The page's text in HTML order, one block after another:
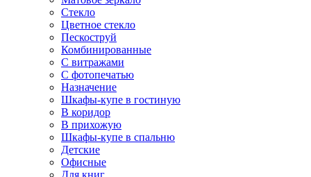
Стекло
Цветное стекло
Пескоструй
Комбинированные
С витражами
С фотопечатью
Назначение
Шкафы-купе в гостиную
В коридор
В прихожую
Шкафы-купе в спальню
Детские
Офисные
Для книг